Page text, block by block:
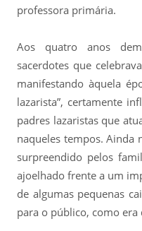
professora primária.
Aos quatro anos
sacerdotes que
manifestando àquela
lazarista”, certamente
padres lazaristas que
naqueles tempos. Ainda
surpreendido pelos
ajoelhado frente a um
de algumas pequenas
para o público, como era